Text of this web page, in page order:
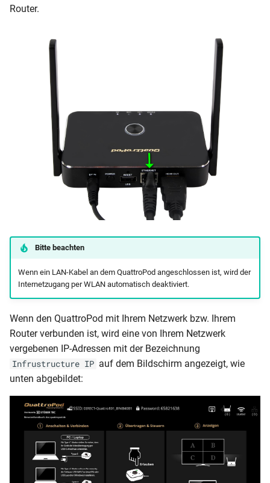
Router.
Bitte beachten
Wenn ein LAN-Kabel an dem QuattroPod angeschlossen ist, wird der
Internetzugang per WLAN automatisch deaktiviert.
Wenn den QuattroPod mit Ihrem Netzwerk bzw. Ihrem
Router verbunden ist, wird eine von Ihrem Netzwerk
vergebenen IP-Adressen mit der Bezeichnung
Infrustructure IP auf dem Bildschirm angezeigt, wie
unten abgebildet: